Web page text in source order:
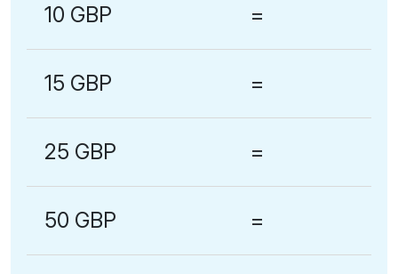
10 GBP =
15 GBP =
25 GBP =
50 GBP =